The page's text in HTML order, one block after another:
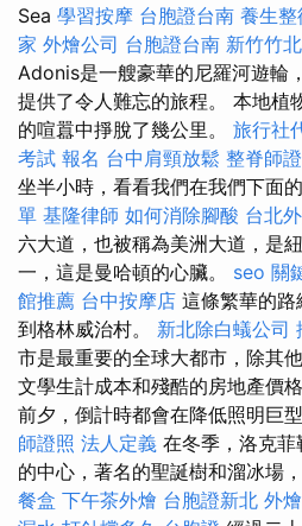
Sea 學習按摩 台胞證台南 養生
家 外燴公司 台胞證台南 新竹竹
Adonis是一艘豪華的尼羅河遊輪
提供了令人難忘的旅程。 本地植
的喧囂中掙脫了幾公里。 旅行社
考試 報名 台中肩頸放鬆 整脊師
坐半小時，看看我們在我們下面
單 基隆律師 如何消除腳酸 台北
六大道，也被稱為美洲大道，是
一，這是曼哈頓的心臟。 seo 關
館推薦 台中按摩店 這條繁華的
到格林威治村。 新北除白蟻公司
市是最重要的全球大都市，除其
文學生計成本和殘酷的房地產價
前夕，倒計時都會在降低照明巨
師證照 法人定義 在冬季，洛克
的中心，著名的聖誕樹和溜冰場
餐盒 下午茶外燴 台胞證新北 外燴